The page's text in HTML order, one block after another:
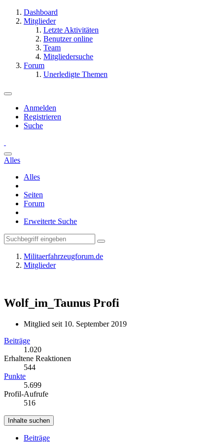
Dashboard
Mitglieder
Letzte Aktivitäten
Benutzer online
Team
Mitgliedersuche
Forum
Unerledigte Themen
Anmelden
Registrieren
Suche
Alles
Alles
Seiten
Forum
Erweiterte Suche
Militaerfahrzeugforum.de
Mitglieder
Wolf_im_Taunus Profi
Mitglied seit 10. September 2019
Beiträge
1.020
Erhaltene Reaktionen
544
Punkte
5.699
Profil-Aufrufe
516
Inhalte suchen
Beiträge